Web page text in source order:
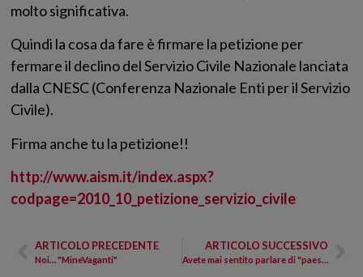
molto significativa.
Quindi la cosa da fare è firmare la petizione per
fermare il declino del Servizio Civile Nazionale lanciata
dalla CNESC (Conferenza Nazionale Enti per il Servizio
Civile).
Firma anche tu la petizione!!
http://www.aism.it/index.aspx?
codpage=2010_10_petizione_servizio_civile
ARTICOLO PRECEDENTE
Noi… "MineVaganti"
ARTICOLO SUCCESSIVO